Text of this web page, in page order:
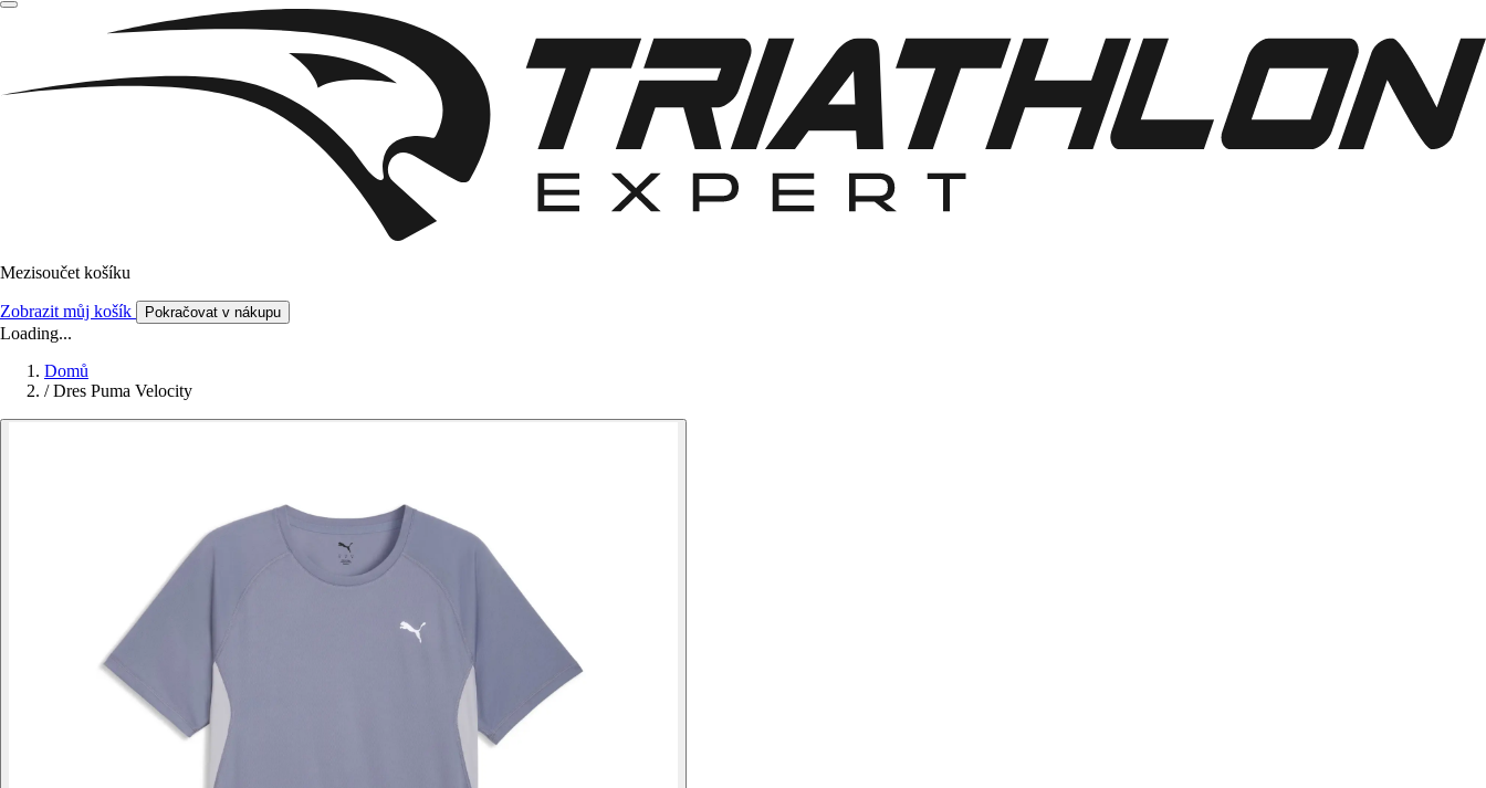
Mezisoučet košíku
Zobrazit můj košík Pokračovat v nákupu
Loading...
Domů
/ Dres Puma Velocity